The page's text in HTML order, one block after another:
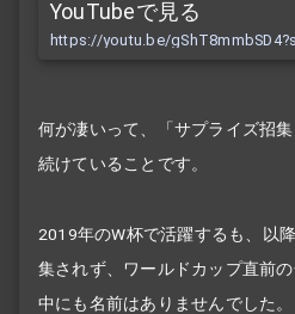
YouTubeで見る
https://youtu.be/
何が凄いって、「サプライズ招
続けていることです。
2019年のW杯で活躍するも、以
集されず、ワールドカップ直前
中にも名前はありませんでした。